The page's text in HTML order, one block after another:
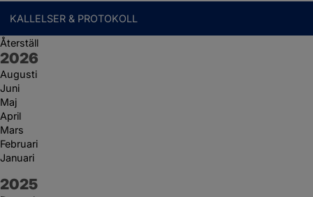
KALLELSER & PROTOKOLL
Återställ
År:
2026
Augusti
Juni
Maj
April
Mars
Februari
Januari
År:
2025